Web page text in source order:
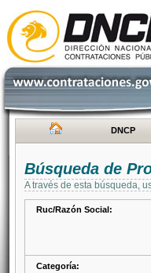
DNCP
Búsqueda de
A través de esta búsqueda,
Ruc/Razón Social:
Categoría: